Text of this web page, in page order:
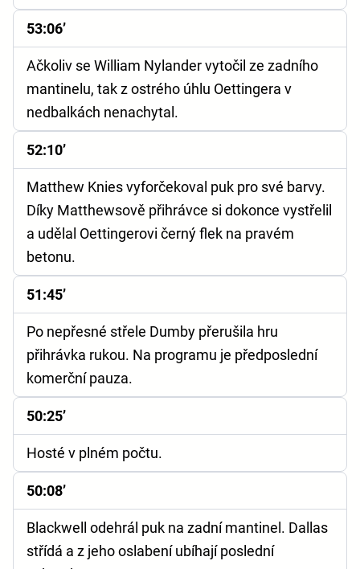
53:06’
Ačkoliv se William Nylander vytočil ze zadního
mantinelu, tak z ostrého úhlu Oettingera v
nedbalkách nenachytal.
52:10’
Matthew Knies vyforčekoval puk pro své barvy.
Díky Matthewsově přihrávce si dokonce vystřelil
a udělal Oettingerovi černý flek na pravém
betonu.
51:45’
Po nepřesné střele Dumby přerušila hru
přihrávka rukou. Na programu je předposlední
komerční pauza.
50:25’
Hosté v plném počtu.
50:08’
Blackwell odehrál puk na zadní mantinel. Dallas
střídá a z jeho oslabení ubíhají poslední